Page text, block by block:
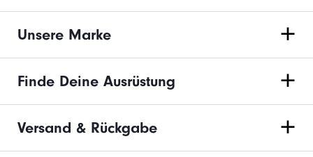
Unsere Marke
Finde Deine Ausrüstung
Versand & Rückgabe